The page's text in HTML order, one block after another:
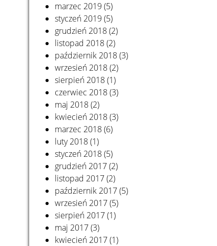
marzec 2019 (5)
styczeń 2019 (5)
grudzień 2018(2)
listopad 2018(2)
październik 2018(3)
wrzesień 2018(2)
sierpień 2018(1)
czerwiec 2018(3)
maj 2018(2)
kwiecień 2018(3)
marzec 2018(6)
luty 2018(1)
styczeń 2018(5)
grudzień 2017(2)
listopad 2017(2)
październik 2017(5)
wrzesień 2017(5)
sierpień 2017(1)
maj 2017(3)
kwiecień 2017(1)